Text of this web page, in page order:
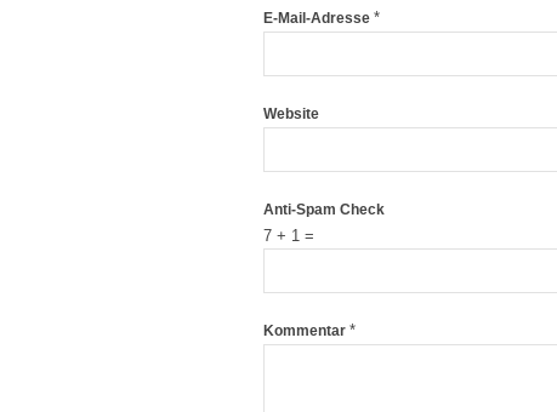
E-Mail-Adresse *
Website
Anti-Spam Check
7 + 1 =
Kommentar *